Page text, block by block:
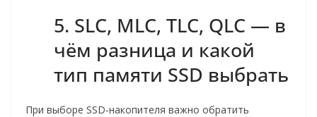
5. SLC, MLC, TLC, QLC — в
чём разница и какой
тип памяти SSD выбрать
При выборе SSD-накопителя важно обратить